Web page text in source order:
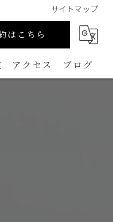
サイトマップ
はこちら
アクセス ブログ